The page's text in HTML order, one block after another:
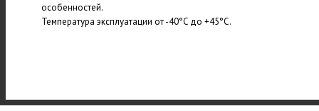
особенностей.
Температура эксплуатации от -40°C до +45°C.